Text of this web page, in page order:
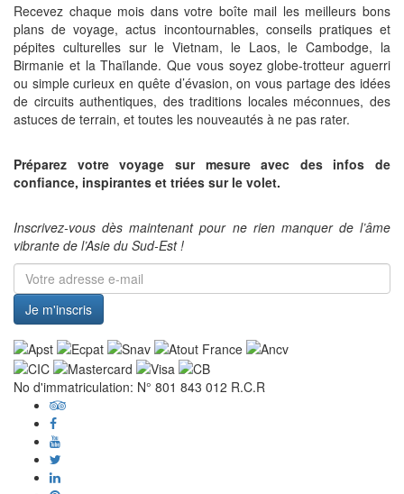
Recevez chaque mois dans votre boîte mail les meilleurs bons
plans de voyage, actus incontournables, conseils pratiques et
pépites culturelles sur le Vietnam, le Laos, le Cambodge, la
Birmanie et la Thaïlande. Que vous soyez globe-trotteur aguerri
ou simple curieux en quête d’évasion, on vous partage des idées
de circuits authentiques, des traditions locales méconnues, des
astuces de terrain, et toutes les nouveautés à ne pas rater.
Préparez votre voyage sur mesure avec des infos de
confiance, inspirantes et triées sur le volet.
Inscrivez-vous dès maintenant pour ne rien manquer de l’âme
vibrante de l’Asie du Sud-Est !
Je m'inscris
No d'immatriculation: N° 801 843 012 R.C.R